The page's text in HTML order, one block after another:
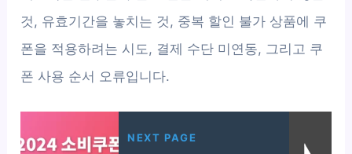
것, 유효기간을 놓치는 것, 중복 할인 불가 상품에 쿠
폰을 적용하려는 시도, 결제 수단 미연동, 그리고 쿠
폰 사용 순서 오류입니다.
NEXT PAGE